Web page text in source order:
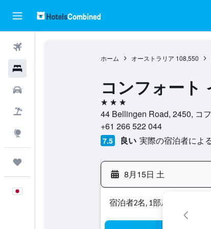
ホーム オーストラリア 108,550
コンフォート
3つ星
44 Bellingen Road, 2450, コ
+61 266 522 044
7.5 良い 実際の宿泊者によ
8月15日 土
宿泊者2名, 1​部屋